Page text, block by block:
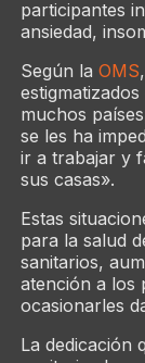
participantes
ansiedad,
Según la OMS
muchos
se les ha
ir a trabajar y
sus casas».
Estas
para la salud
sanitarios,
atención a los
ocasionarles
La dedicación